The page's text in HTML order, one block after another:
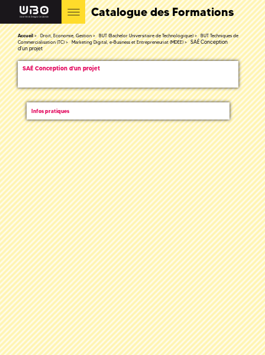
Catalogue des Formations
Accueil Droit, Economie, Gestion BUT (Bachelor Universitaire de Technologique)
BUT Techniques de
Commercialisation (TC)
Marketing Digital, e-Business et Entrepreneuriat (MDEE)
SAÉ Conception
d'un projet
SAÉ Conception d'un projet
Infos pratiques